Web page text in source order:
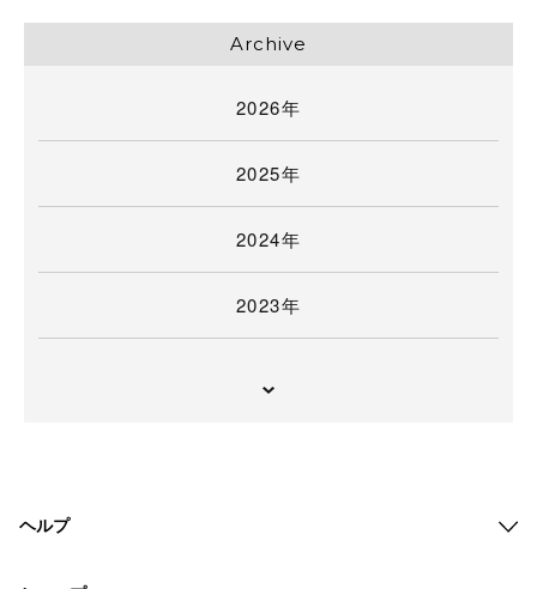
Archive
2026年
2025年
2024年
2023年
ヘルプ